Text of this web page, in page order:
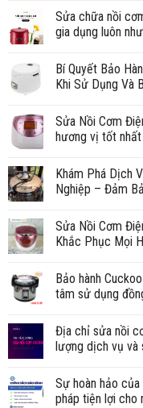
Sửa chữa nồi
gia dụng luôn
Bí Quyết Bảo
Khi Sử Dụng Và
Sửa Nồi Cơm
hương vị tốt
Khám Phá Dịch
Nghiệp – Đảm
Sửa Nồi Cơm
Khắc Phục Mọi
Bảo hành
tâm sử dụng
Địa chỉ sửa nồi
lượng dịch vụ và
Sự hoàn hảo
pháp tiện lợi cho